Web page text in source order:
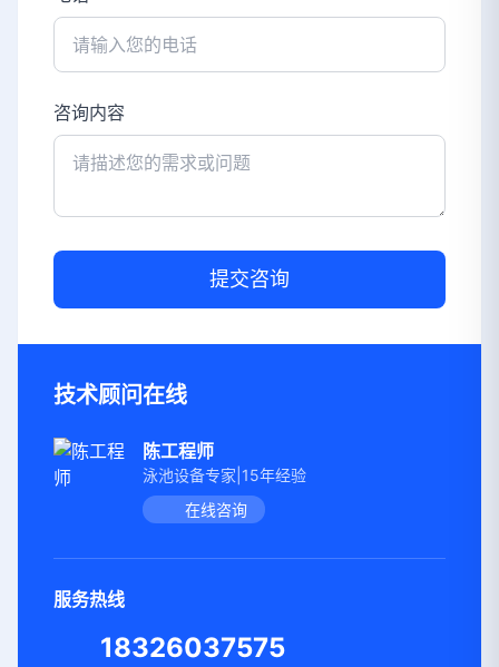
咨询内容
提交咨询
技术顾问在线
陈工程师
泳池设备专家|15年经验
在线咨询
服务热线
18326037575